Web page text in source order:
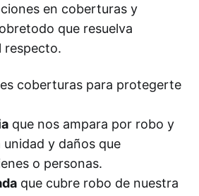
en coberturas y
que resuelva
respecto.
coberturas para protegerte
que nos ampara por robo y
y daños que
o personas.
que cubre robo de nuestra